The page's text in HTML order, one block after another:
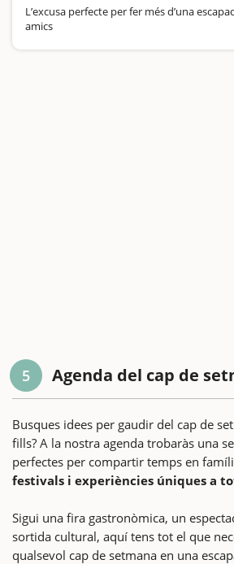
L’excusa perfecte per fer més d’una
amics
5 Agenda del cap de
Busques idees per gaudir del cap de
fills? A la nostra agenda trobaràs una
perfectes per compartir temps en
festivals i experiències úniques a
Sigui una fira gastronòmica, un
sortida cultural, aquí tens tot el que
qualsevol cap de setmana en una